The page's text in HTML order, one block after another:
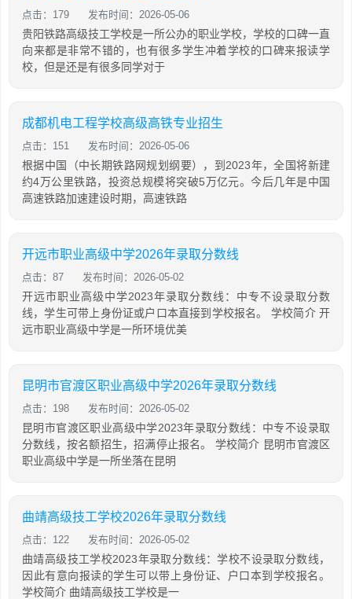
点击：179 发布时间：2026-05-06
贵阳铁路高级技工学校是一所公办的职业学校，学校的口碑一直
向来都是非常不错的，也有很多学生冲着学校的口碑来报读学
校，但是还是有很多同学对于
成都机电工程学校高级高铁专业招生
点击：151 发布时间：2026-05-06
根据中国（中长期铁路网规划纲要），到2023年，全国将新建
约4万公里铁路，投资总规模将突破5万亿元。今后几年是中国
高速铁路加速建设时期，高速铁路
开远市职业高级中学2026年录取分数线
点击：87 发布时间：2026-05-02
开远市职业高级中学2023年录取分数线：中专不设录取分数
线，学生可带上身份证或户口本直接到学校报名。 学校简介 开
远市职业高级中学是一所环境优美
昆明市官渡区职业高级中学2026年录取分数线
点击：198 发布时间：2026-05-02
昆明市官渡区职业高级中学2023年录取分数线：中专不设录取
分数线，按名额招生，招满停止报名。 学校简介 昆明市官渡区
职业高级中学是一所坐落在昆明
曲靖高级技工学校2026年录取分数线
点击：122 发布时间：2026-05-02
曲靖高级技工学校2023年录取分数线：学校不设录取分数线，
因此有意向报读的学生可以带上身份证、户口本到学校报名。
学校简介 曲靖高级技工学校是一